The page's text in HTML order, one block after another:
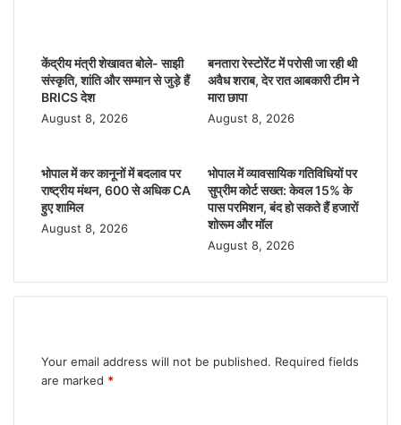
b
o
o
k
A
p
p
dI
n
e
n
g
er
r
st
केंद्रीय मंत्री शेखावत बोले- साझी
संस्कृति, शांति और सम्मान से जुड़े हैं
BRICS देश
August 8, 2026
बनतारा रेस्टोरेंट में परोसी जा रही थी
अवैध शराब, देर रात आबकारी टीम ने
मारा छापा
August 8, 2026
भोपाल में कर कानूनों में बदलाव पर
राष्ट्रीय मंथन, 600 से अधिक CA
हुए शामिल
August 8, 2026
भोपाल में व्यावसायिक गतिविधियों पर
सुप्रीम कोर्ट सख्त: केवल 15% के
पास परमिशन, बंद हो सकते हैं हजारों
शोरूम और मॉल
August 8, 2026
Your email address will not be published. Required fields
are marked *